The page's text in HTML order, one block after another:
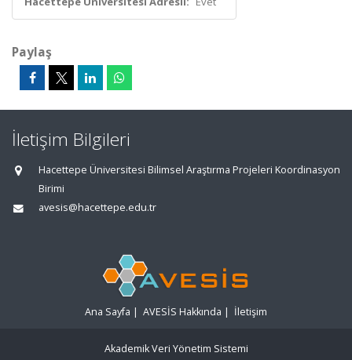
Paylaş
İletişim Bilgileri
Hacettepe Üniversitesi Bilimsel Araştırma Projeleri Koordinasyon
Birimi
avesis@hacettepe.edu.tr
Ana Sayfa | AVESİS Hakkında | İletişim
Akademik Veri Yönetim Sistemi